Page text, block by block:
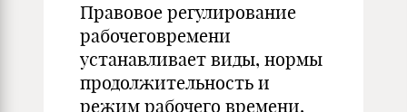
Правовое регулирование
рабочеговремени
устанавливает виды, нормы
продолжительность и
режим рабочего времени,